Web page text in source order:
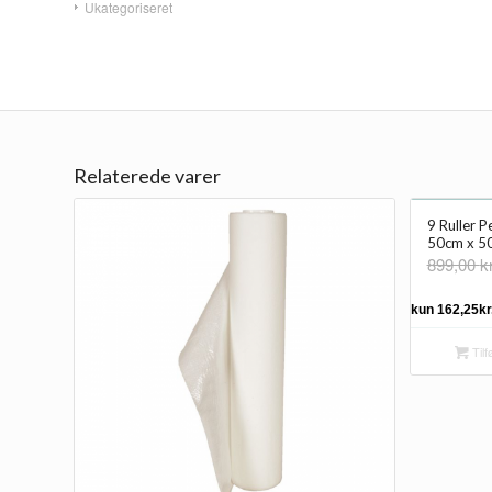
Ukategoriseret
Relaterede varer
9 Ruller
50cm x
899,00